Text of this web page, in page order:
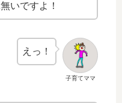
いですよ！
子育てママ
えっ！